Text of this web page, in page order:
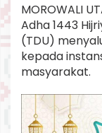
MOROWALI
Adha 1443
(TDU)
kepada
masyarakat.